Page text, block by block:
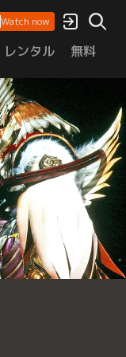
Watch now
レンタル 無料